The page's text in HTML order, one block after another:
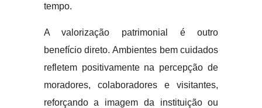
tempo.
A valorização patrimonial é outro
benefício direto. Ambientes bem cuidados
refletem positivamente na percepção de
moradores, colaboradores e visitantes,
reforçando a imagem da instituição ou